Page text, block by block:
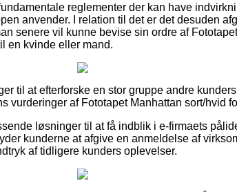
reglementer der kan have
anvender. I relation til det er det desuden
senere vil kunne bevise sin ordre af
en kvinde eller mand.
til at efterforske en stor gruppe andre
vurderinger af Fototapet Manhattan sort/hvid
løsninger til at få indblik i e-firmaets
kunderne at afgive en anmeldelse af
af tidligere kunders oplevelser.